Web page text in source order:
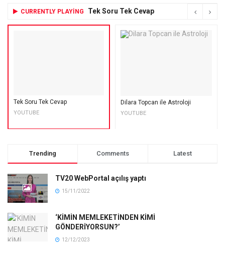
CURRENTLY PLAYING Tek Soru Tek Cevap
Tek Soru Tek Cevap
YOUTUBE
Dilara Topcan ile Astroloji
YOUTUBE
Trending Comments Latest
TV20 WebPortal açılış yaptı
15/11/2022
‘KİMİN MEMLEKETİNDEN KİMİ
GÖNDERİYORSUN?’
12/12/2023